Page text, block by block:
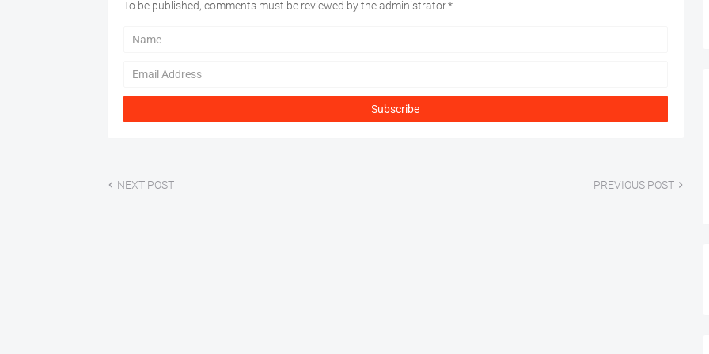
To be published, comments must be reviewed by the administrator.*
NEXT POST PREVIOUS POST